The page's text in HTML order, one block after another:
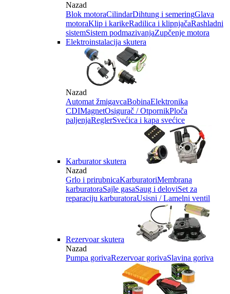
Nazad
Blok motoraCilindarDihtung i semeringGlava
motoraKlip i karikeRadilica i klipnjačaRashladni
sistemSistem podmazivanjaZupčenje motora
Elektroinstalacija skutera
Nazad
Automat žmigavcaBobinaElektronika
CDIMagnetOsigurač / OtpornikPloča
paljenjaReglerSvećica i kapa svećice
Karburator skutera
Nazad
Grlo i prirubnicaKarburatoriMembrana
karburatoraSajle gasaSaug i deloviSet za
reparaciju karburatoraUsisni / Lamelni ventil
Rezervoar skutera
Nazad
Pumpa gorivaRezervoar gorivaSlavina goriva